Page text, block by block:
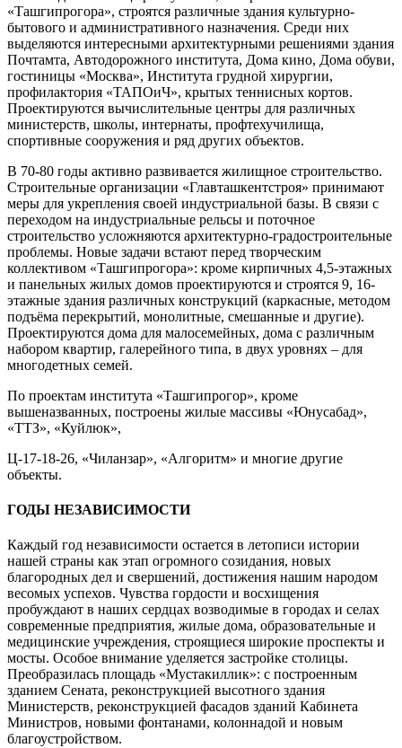
«Ташгипрогора», строятся различные здания культурно-
бытового и административного назначения. Среди них
выделяются интересными архитектурными решениями здания
Почтамта, Автодорожного института, Дома кино, Дома обуви,
гостиницы «Москва», Института грудной хирургии,
профилактория «ТАПОиЧ», крытых теннисных кортов.
Проектируются вычислительные центры для различных
министерств, школы, интернаты, профтехучилища,
спортивные сооружения и ряд других объектов.
В 70-80 годы активно развивается жилищное строительство.
Строительные организации «Главташкентстроя» принимают
меры для укрепления своей индустриальной базы. В связи с
переходом на индустриальные рельсы и поточное
строительство усложняются архитектурно-градостроительные
проблемы. Новые задачи встают перед творческим
коллективом «Ташгипрогора»: кроме кирпичных 4,5-этажных
и панельных жилых домов проектируются и строятся 9, 16-
этажные здания различных конструкций (каркасные, методом
подъёма перекрытий, монолитные, смешанные и другие).
Проектируются дома для малосемейных, дома с различным
набором квартир, галерейного типа, в двух уровнях – для
многодетных семей.
По проектам института «Ташгипрогор», кроме
вышеназванных, построены жилые массивы «Юнусабад»,
«ТТЗ», «Куйлюк»,
Ц-17-18-26, «Чиланзар», «Алгоритм» и многие другие
объекты.
ГОДЫ НЕЗАВИСИМОСТИ
Каждый год независимости остается в летописи истории
нашей страны как этап огромного созидания, новых
благородных дел и свершений, достижения нашим народом
весомых успехов. Чувства гордости и восхищения
пробуждают в наших сердцах возводимые в городах и селах
современные предприятия, жилые дома, образовательные и
медицинские учреждения, строящиеся широкие проспекты и
мосты. Особое внимание уделяется застройке столицы.
Преобразилась площадь «Мустакиллик»: с построенным
зданием Сената, реконструкцией высотного здания
Министерств, реконструкцией фасадов зданий Кабинета
Министров, новыми фонтанами, колоннадой и новым
благоустройством.